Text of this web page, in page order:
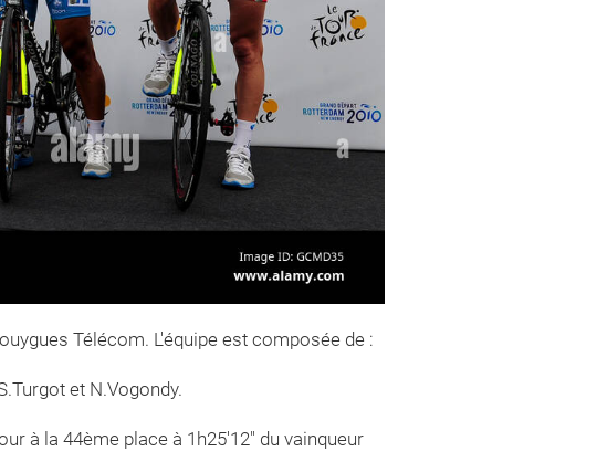
Télécom. L'équipe est composée de :
et N.Vogondy.
à la 44ème place à 1h25'12" du vainqueur